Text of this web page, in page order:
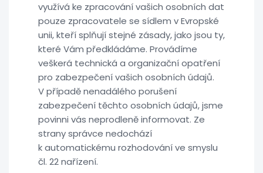
využívá ke zpracování vašich osobních dat
pouze zpracovatele se sídlem v Evropské
unii, kteří splňují stejné zásady, jako jsou ty,
které Vám předkládáme. Provádíme
veškerá technická a organizační opatření
pro zabezpečení vašich osobních údajů.
V případě nenadálého porušení
zabezpečení těchto osobních údajů, jsme
povinni vás neprodleně informovat. Ze
strany správce nedochází
k automatickému rozhodování ve smyslu
čl. 22 nařízení.